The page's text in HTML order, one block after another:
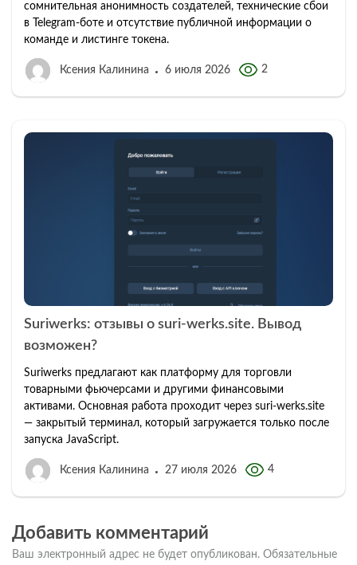
сомнительная анонимность создателей, технические сбои
в Telegram-боте и отсутствие публичной информации о
команде и листинге токена.
Ксения Калинина 6 июля 2026 2
Suriwerks: отзывы о suri-werks.site. Вывод
возможен?
Suriwerks предлагают как платформу для торговли
товарными фьючерсами и другими финансовыми
активами. Основная работа проходит через suri-werks.site
— закрытый терминал, который загружается только после
запуска JavaScript.
Ксения Калинина 27 июля 2026 4
Добавить комментарий
Ваш электронный адрес не будет опубликован. Обязательные